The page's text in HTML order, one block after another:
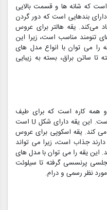
که شانه ها و قسمت بالایی
بندهایی است که دور گردن
می‌کند. یقه هالتر برای عروس
تنومند مناسب است، زیرا این
را می توان با انواع مدل های
تا ساتن براق، بسته به زیبایی
همه کاره است که برای طیف
وسیعی از تیپ های بدنی مناسب است. این یقه دارای شکل U است
می کند. یقه اسکوپی برای عروس
جذاب است، زیرا می تواند
این یقه را می توان با مدل های
پرنسسی گرفته تا سیلوئت
نظر رسمی و درام.